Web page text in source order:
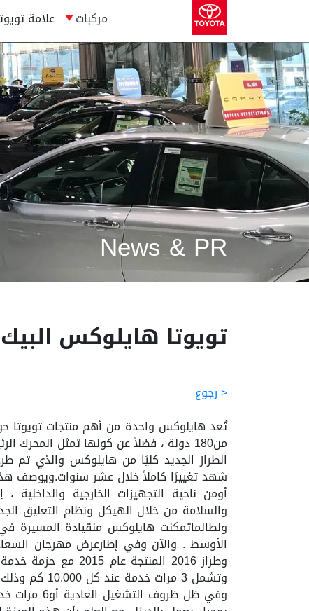
مركبات علامة
News & PR
تويوتا هايلوكس
< رجوع
تُعد هايلوكس واحدة من أهم منتجات تويوتا
من180 دولة ، فضلاً عن كونها تمثل المحرك
الطراز الجديد كليًا من هايلوكس والذي تم
شهد تغييرًا كاملاً خلال عشر سنوات.ويوصف
أومن ناحية التجهيزات الخارجية
والسلامة من خلال الهيكل ونظام التعليق
ولطالماتمكنت هايلوكس منقيادة
وتشمل 3 مرات